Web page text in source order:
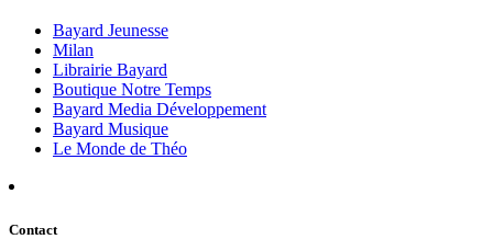
Bayard Jeunesse
Milan
Librairie Bayard
Boutique Notre Temps
Bayard Media Développement
Bayard Musique
Le Monde de Théo
Contact